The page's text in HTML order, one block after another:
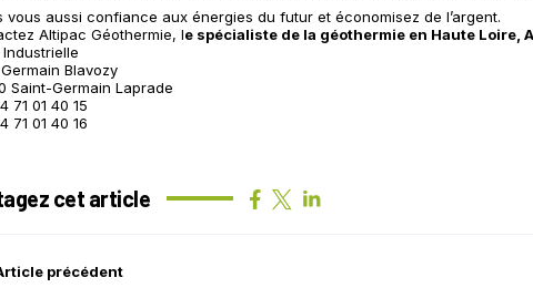
vous aussi confiance aux énergies du futur et économisez de l’argent.
Altipac Géothermie, le spécialiste de la géothermie en Haute Loire,
Blavozy
Saint-Germain Laprade
71 01 40 15
71 01 40 16
cet article
précédent